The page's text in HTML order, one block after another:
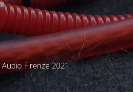
Firenze 2021